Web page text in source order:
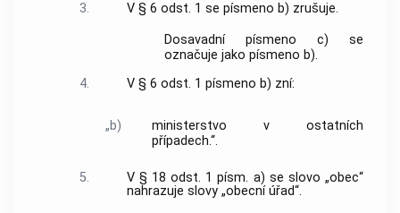
3. V § 6 odst. 1 se písmeno b) zrušuje.
Dosavadní písmeno c) se
označuje jako písmeno b).
4.
V § 6 odst. 1 písmeno b) zní:
„b)
ministerstvo v ostatních
případech.“.
5.
V § 18 odst. 1 písm. a) se slovo „obec“
nahrazuje slovy „obecní úřad“.